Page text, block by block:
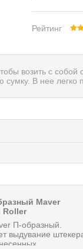
Рейтинг
возить с собой
сумку. В нее легко
Maver
Roller
П-образный.
выдувание